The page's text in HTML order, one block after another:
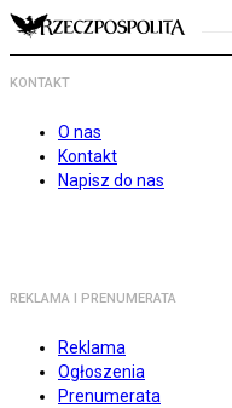
KONTAKT
O nas
Kontakt
Napisz do nas
REKLAMA I PRENUMERATA
Reklama
Ogłoszenia
Prenumerata